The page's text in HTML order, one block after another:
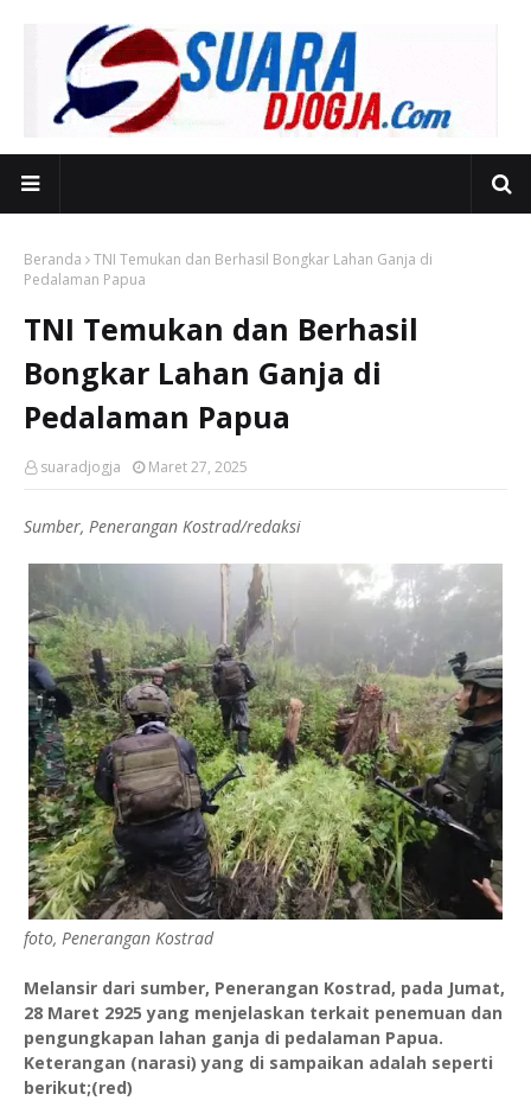
Beranda
TNI Temukan dan Berhasil Bongkar Lahan Ganja di
Pedalaman Papua
TNI Temukan dan Berhasil
Bongkar Lahan Ganja di
Pedalaman Papua
suaradjogja Maret 27, 2025
Sumber, Penerangan Kostrad/redaksi
foto, Penerangan Kostrad
Melansir dari sumber, Penerangan Kostrad, pada Jumat,
28 Maret 2925 yang menjelaskan terkait penemuan dan
pengungkapan lahan ganja di pedalaman Papua.
Keterangan (narasi) yang di sampaikan adalah seperti
berikut;(red)